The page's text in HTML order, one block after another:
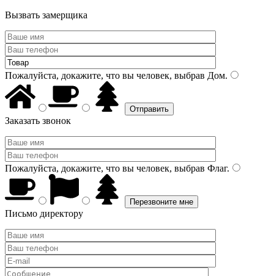
Вызвать замерщика
Пожалуйста, докажите, что вы человек, выбрав Дом.
Заказать звонок
Пожалуйста, докажите, что вы человек, выбрав Флаг.
Письмо директору